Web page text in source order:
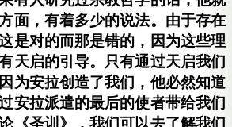
面，有着多少的说法。由于存在
是对的而那是错的，因为这些理
天启的引导。只有通过天启我们
为安拉创造了我们，他必然知道
安拉派遣的最后的使者带给我们